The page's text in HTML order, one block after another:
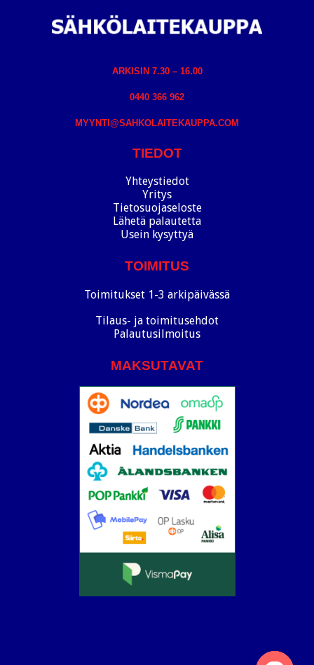
ARKISIN 7.30 – 16.00
0440 366 962
MYYNTI@SAHKOLAITEKAUPPA.COM
TIEDOT
Yhteystiedot
Yritys
Tietosuojaseloste
Lähetä palautetta
Usein kysyttyä
TOIMITUS
Toimitukset 1-3 arkipäivässä
Tilaus- ja toimitusehdot
Palautusilmoitus
MAKSUTAVAT